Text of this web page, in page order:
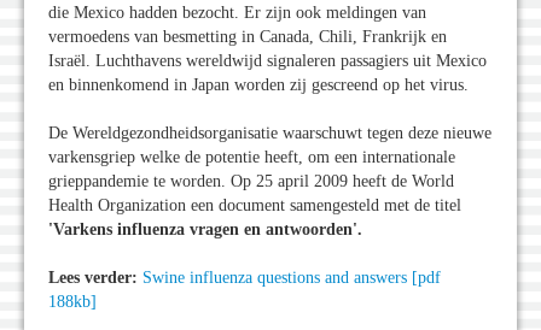
die Mexico hadden bezocht. Er zijn ook meldingen van
vermoedens van besmetting in Canada, Chili, Frankrijk en
Israël. Luchthavens wereldwijd signaleren passagiers uit Mexico
en binnenkomend in Japan worden zij gescreend op het virus.
De Wereldgezondheidsorganisatie waarschuwt tegen deze nieuwe
varkensgriep welke de potentie heeft, om een internationale
grieppandemie te worden. Op 25 april 2009 heeft de World
Health Organization een document samengesteld met de titel
'Varkens influenza vragen en antwoorden'.
Lees verder: Swine influenza questions and answers [pdf
188kb]